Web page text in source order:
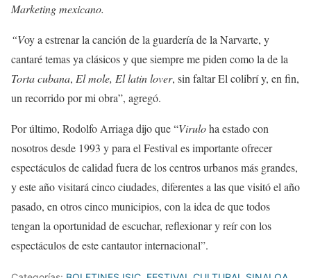
Marketing mexicano.
“Voy a estrenar la canción de la guardería de la Narvarte, y
cantaré temas ya clásicos y que siempre me piden como la de la
Torta cubana, El mole, El latin lover, sin faltar El colibrí y, en fin,
un recorrido por mi obra”, agregó.
Por último, Rodolfo Arriaga dijo que “Viruloha estado con
nosotros desde 1993 y para el Festival es importante ofrecer
espectáculos de calidad fuera de los centros urbanos más grandes,
y este año visitará cinco ciudades, diferentes a las que visitó el año
pasado, en otros cinco municipios, con la idea de que todos
tengan la oportunidad de escuchar, reflexionar y reír con los
espectáculos de este cantautor internacional”.